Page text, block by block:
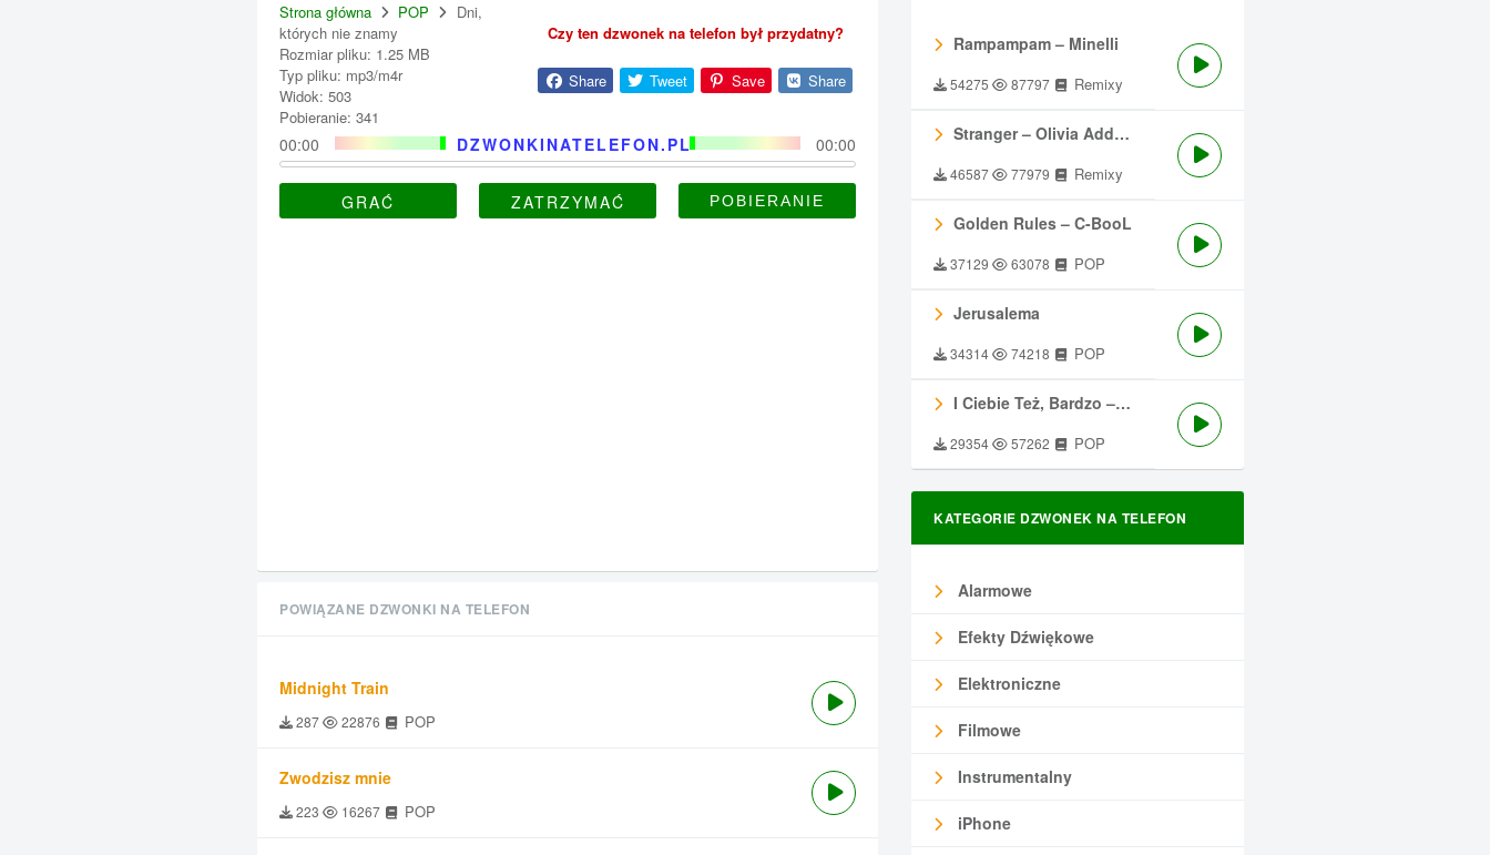
Strona główna POP
Dni,
których nie znamy
Rozmiar pliku: 1.25 MB
Typ pliku: mp3/m4r
Widok: 503
Pobieranie: 341
Czy ten dzwonek na telefon był przydatny?
Share Tweet Save Share
DZWONKINATELEFON.PL
00:00 00:00
GRAĆ ZATRZYMAĆ
Rampampam – Minelli
54275 87797 Remixy
Stranger – Olivia Addams
46587 77979 Remixy
Golden Rules – C-BooL
37129 63078 POP
Jerusalema
34314 74218 POP
I Ciebie Też, Bardzo – Męskie Granie
29354 57262 POP
KATEGORIE DZWONEK NA TELEFON
Alarmowe
Efekty Dźwiękowe
Elektroniczne
Filmowe
Instrumentalny
iPhone
POWIĄZANE DZWONKI NA TELEFON
Midnight Train
287 22876 POP
Zwodzisz mnie
223 16267 POP